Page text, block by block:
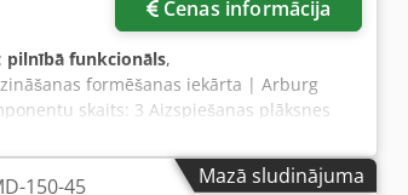
Cenas informācija
pilnībā funkcionāls,
formēšanas iekārta | Arburg
skaits: 3 Aizspiešanas plāksnes
stieņu attālums horizontāli [mm]:
diametrs [mm]: 160 Minimālais
[mm]: 700 Dwedpfx Aoyf Ha
Mazā sludinājuma
150-45